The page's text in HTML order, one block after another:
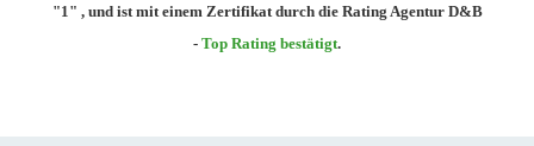
"1" , und ist mit einem Zertifikat durch die Rating Agentur D&B
- Top Rating bestätigt.